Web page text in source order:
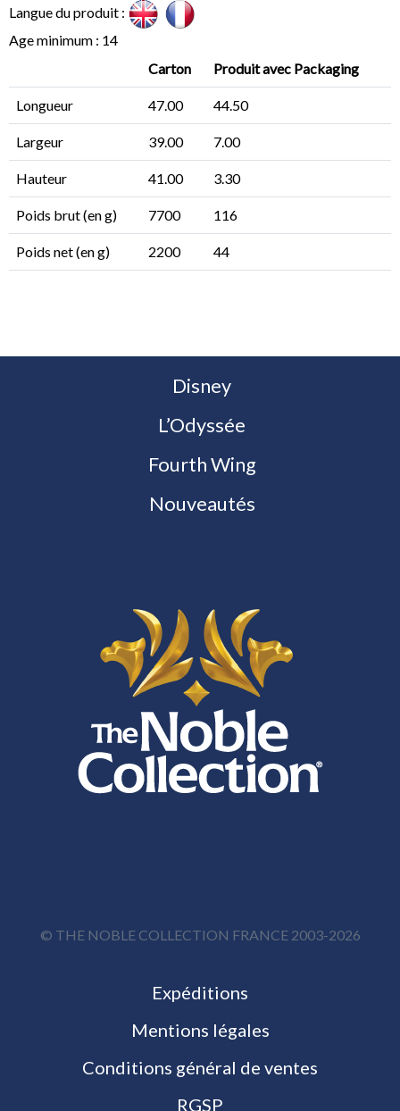
Langue du produit :
Age minimum : 14
Carton
Produit avec Packaging
Longueur 47.00 44.50
Largeur 39.00 7.00
Hauteur 41.00 3.30
Poids brut (en g) 7700 116
Poids net (en g) 2200 44
Disney
L’Odyssée
Fourth Wing
Nouveautés
© THE NOBLE COLLECTION FRANCE 2003-2026
Expéditions
Mentions légales
Conditions général de ventes
RGSP